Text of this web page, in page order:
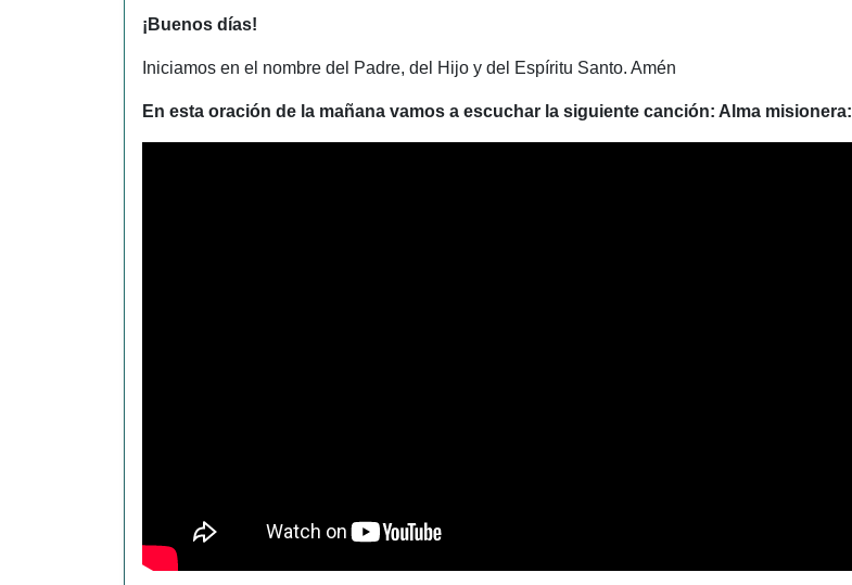
¡Buenos días!
Iniciamos en el nombre del Padre, del Hijo y del Espíritu Santo. Amén
En esta oración de la mañana vamos a escuchar la siguiente canción: Alma misionera: